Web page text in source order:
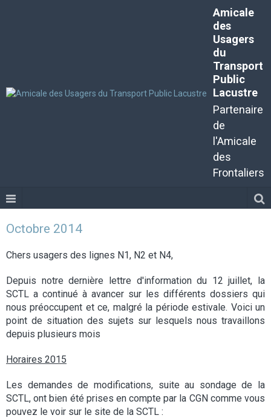
Amicale
des
Usagers
du
Transport
Public
Lacustre
Partenaire
de
l'Amicale
des
Frontaliers
Octobre 2014
Chers usagers des lignes N1, N2 et N4,
Depuis notre dernière lettre d'information du 12 juillet, la
SCTL a continué à avancer sur les différents dossiers qui
nous préoccupent et ce, malgré la période estivale. Voici un
point de situation des sujets sur lesquels nous travaillons
depuis plusieurs mois
Horaires 2015
Les demandes de modifications, suite au sondage de la
SCTL, ont bien été prises en compte par la CGN comme vous
pouvez le voir sur le site de la SCTL :